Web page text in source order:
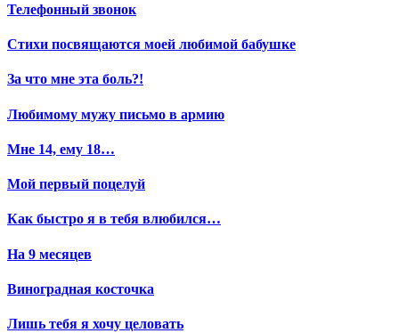
Телефонный звонок
Стихи посвящаются моей любимой бабушке
За что мне эта боль?!
Любимому мужу письмо в армию
Мне 14, ему 18…
Мой первый поцелуй
Как быстро я в тебя влюбился…
На 9 месяцев
Виноградная косточка
Лишь тебя я хочу целовать